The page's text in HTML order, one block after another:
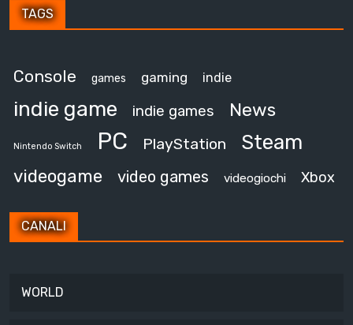
TAGS
Console games gaming indie
indie game indie games News
Nintendo Switch PC PlayStation Steam
videogame video games videogiochi Xbox
CANALI
WORLD